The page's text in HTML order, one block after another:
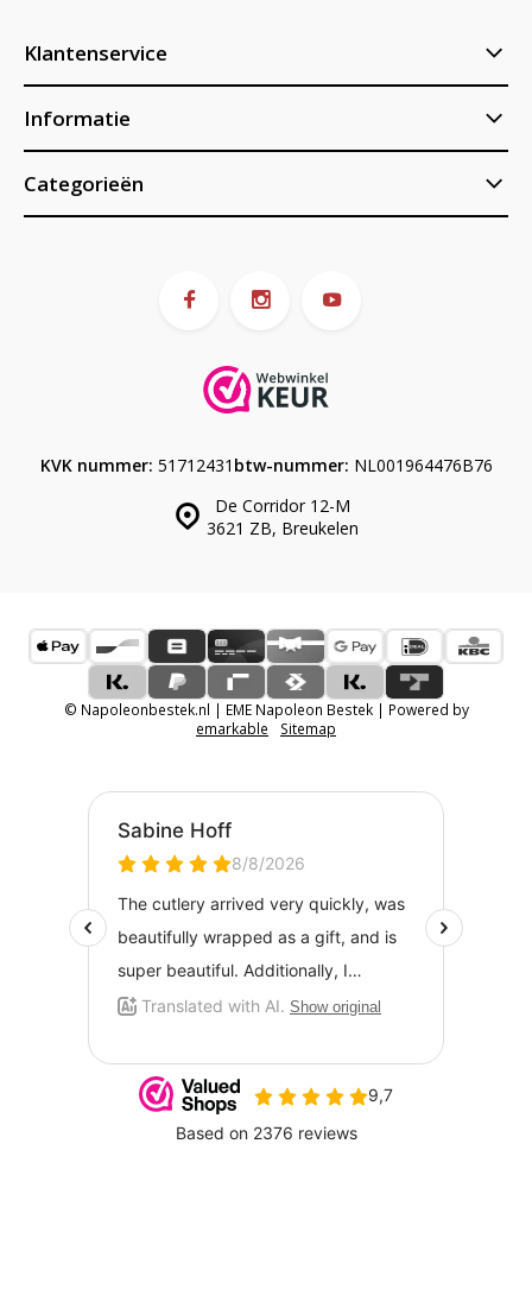
Klantenservice
Informatie
Categorieën
De Corridor 12-M
3621 ZB, Breukelen
KVK nummer: 51712431 btw-nummer: NL001964476B76
© Napoleonbestek.nl | EME Napoleon Bestek | Powered by
emarkable
Sitemap